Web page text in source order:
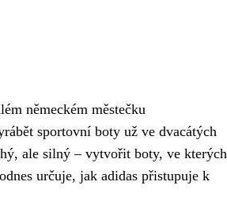
německém městečku
sportovní boty už ve dvacátých
ale silný – vytvořit boty, ve kterých
určuje, jak adidas přistupuje k